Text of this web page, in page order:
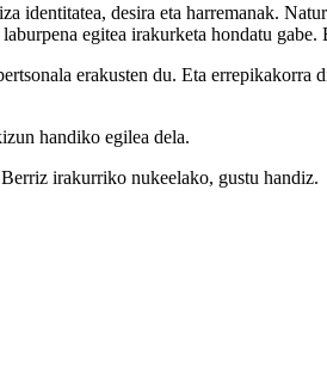
identitatea, desira eta harremanak.
egitea irakurketa hondatu
erakusten du. Eta
handiko egilea dela.
irakurriko nukeelako, gustu handiz.